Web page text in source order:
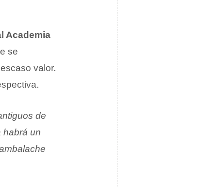
Academia
se
valor.
de
habrá un